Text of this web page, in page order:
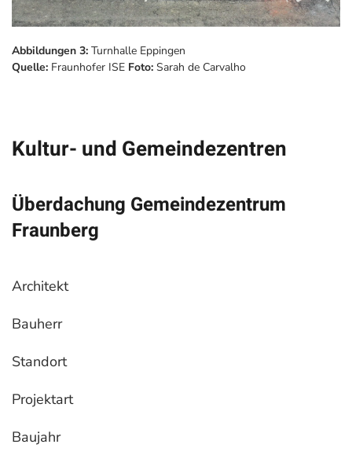
Abbildungen 3: Turnhalle Eppingen
Quelle: Fraunhofer ISE Foto: Sarah de Carvalho
Kultur- und Gemeindezentren
Überdachung Gemeindezentrum
Fraunberg
Architekt
Bauherr
Standort
Projektart
Baujahr